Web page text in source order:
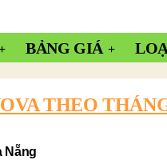
BẢNG GIÁ
THEO
Nẵng